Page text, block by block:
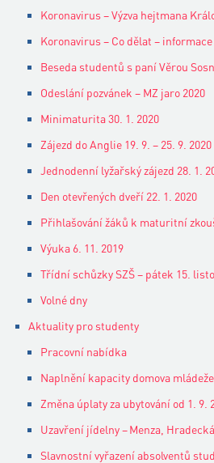
Koronavirus – Výzva hejtmana
Koronavirus – Co dělat –
Beseda studentů s paní Věrou
Odeslání pozvánek – MZ jaro 2020
Minimaturita 30. 1. 2020
Zájezd do Anglie 19. 9. – 25. 9. 2020
Jednodenní lyžařský zájezd 28. 1.
Den otevřených dveří 22. 1. 2020
Přihlašování žáků k maturitní
Výuka 6. 11. 2019
Třídní schůzky SZŠ – pátek 15.
Volné dny
Aktuality pro studenty
Pracovní nabídka
Naplnění kapacity domova
Změna úplaty za ubytování od 1. 9.
Uzavření jídelny – Menza,
Slavnostní vyřazení absolventů